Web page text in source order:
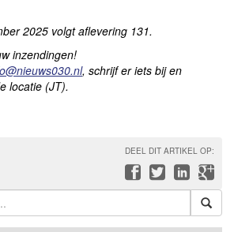
2025 volgt aflevering 131.
inzendingen!
, schrijf er iets bijen
locatie (JT).
DEEL DIT ARTIKEL OP: